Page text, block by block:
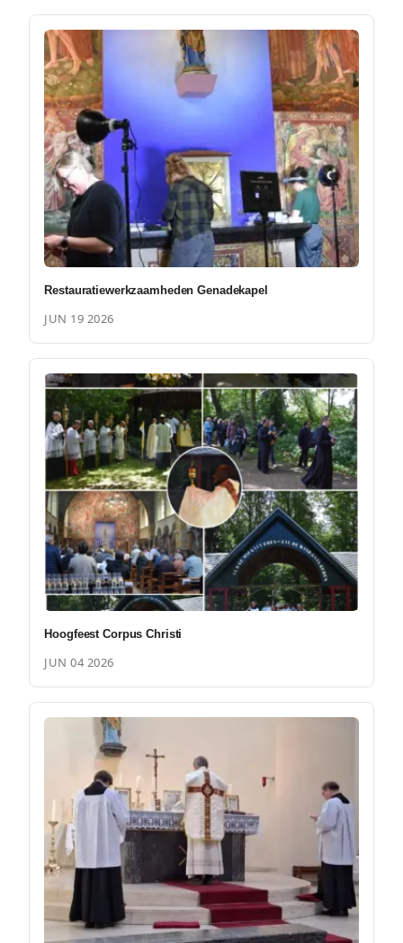
Restauratiewerkzaamheden Genadekapel
JUN 19 2026
Hoogfeest Corpus Christi
JUN 04 2026